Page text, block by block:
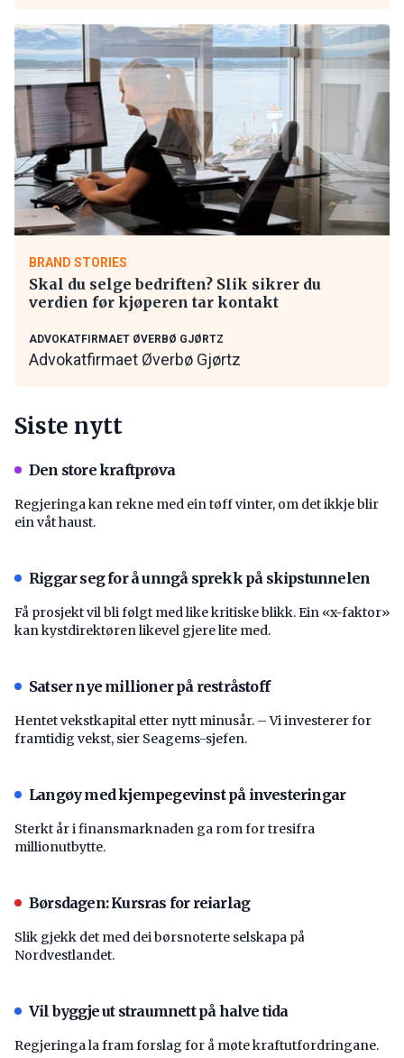
BRAND STORIES
Skal du selge bedriften? Slik sikrer du
verdien før kjøperen tar kontakt
ADVOKATFIRMAET ØVERBØ GJØRTZ
Advokatfirmaet Øverbø Gjørtz
Siste nytt
Den store kraftprøva
Regjeringa kan rekne med ein tøff vinter, om det ikkje blir
ein våt haust.
Riggar seg for å unngå sprekk på skipstunnelen
Få prosjekt vil bli følgt med like kritiske blikk. Ein «x-faktor»
kan kystdirektøren likevel gjere lite med.
Satser nye millioner på restråstoff
Hentet vekstkapital etter nytt minusår. – Vi investerer for
framtidig vekst, sier Seagems-sjefen.
Langøy med kjempegevinst på investeringar
Sterkt år i finansmarknaden ga rom for tresifra
millionutbytte.
Børsdagen: Kursras for reiarlag
Slik gjekk det med dei børsnoterte selskapa på
Nordvestlandet.
Vil byggje ut straumnett på halve tida
Regjeringa la fram forslag for å møte kraftutfordringane.